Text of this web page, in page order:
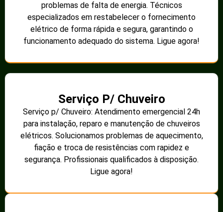
problemas de falta de energia. Técnicos
especializados em restabelecer o fornecimento
elétrico de forma rápida e segura, garantindo o
funcionamento adequado do sistema. Ligue agora!
Serviço P/ Chuveiro
Serviço p/ Chuveiro: Atendimento emergencial 24h
para instalação, reparo e manutenção de chuveiros
elétricos. Solucionamos problemas de aquecimento,
fiação e troca de resistências com rapidez e
segurança. Profissionais qualificados à disposição.
Ligue agora!